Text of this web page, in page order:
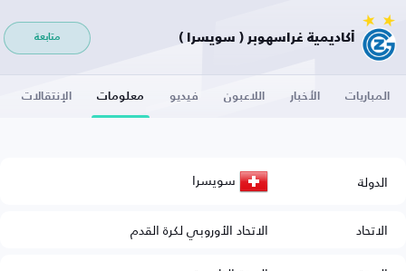
أكاديمية غراسهوبر ( سويسرا ) متابعة
المباريات الأخبار اللاعبون فيديو معلومات الإنتقالات
الدولة سويسرا
الاتحاد
الاتحاد الأوروبي لكرة القدم